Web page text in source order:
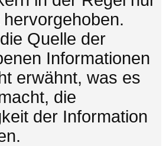
Quelle der
Informationen
erwähnt, was es
die
der Information